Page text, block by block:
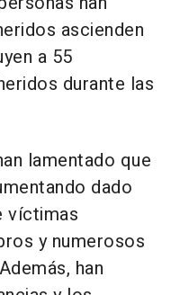
ascienden
a 55
durante las
lamentado que
dado
víctimas
y numerosos
han